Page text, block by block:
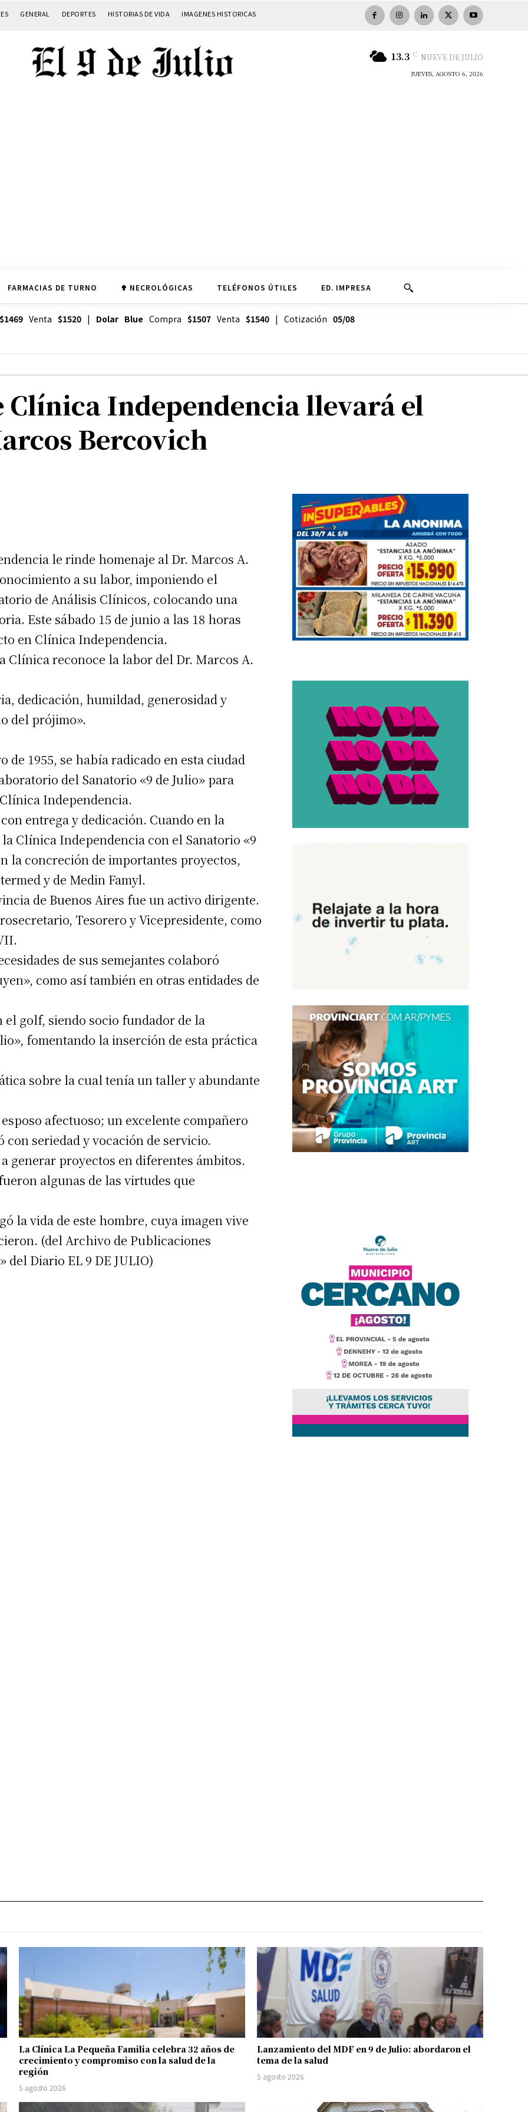
gratis
correo electrónico*
GENERAL DEPORTES HISTORIAS DE VIDA IMAGENES HISTORICAS
13.3 C NUEVE DE JULIO
JUEVES, AGOSTO 6, 2026
FARMACIAS DE TURNO ✟ NECROLÓGICAS TELÉFONOS ÚTILES ED. IMPRESA
$1469Venta $1520| Dolar Blue Compra $1507Venta $1540| Cotización 05/08
Independencia llevará el
Bercovich
le rinde homenaje al Dr. Marcos A.
a su labor, imponiendo el
de Análisis Clínicos, colocando una
Este sábado 15 de junio a las 18 horas
en Clínica Independencia.
Clínica reconoce la labor del Dr. Marcos A.
dedicación, humildad, generosidad y
del prójimo».
de 1955, se había radicado en esta ciudad
del Sanatorio «9 de Julio» para
Independencia.
entrega y dedicación. Cuando en la
Clínica Independencia con el Sanatorio «9
la concreción de importantes proyectos,
y de Medin Famyl.
de Buenos Aires fue un activo dirigente.
Tesorero y Vicepresidente, como
de sus semejantes colaboró
como así también en otras entidades de
el golf, siendo socio fundador de la
fomentando la inserción de esta práctica
sobre la cual tenía un taller y abundante
afectuoso; un excelente compañero
seriedad y vocación de servicio.
generar proyectos en diferentes ámbitos.
algunas de las virtudes que
la vida de este hombre, cuya imagen vive
(del Archivo de Publicaciones
del Diario EL 9 DE JULIO)
La Clínica La Pequeña Familia celebra 32 años de
crecimiento y compromiso con la salud de la
región
5 agosto 2026
Lanzamiento del MDF en 9 de Julio: abordaron el
tema de la salud
5 agosto 2026